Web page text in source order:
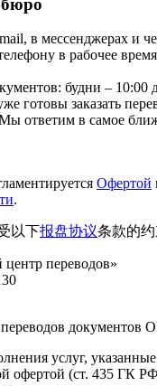
в мессенджерах и
в рабочее
будни – 10:00
готовы заказать
ответим в самое
Офертой
.
以下报盘协议条款的约
переводов»
документов
услуг, указанные
офертой (ст. 435 ГК